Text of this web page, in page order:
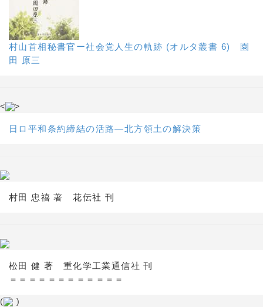
村山首相秘書官ー社会党人生の軌跡 (オルタ叢書 6) 園
田 原三
< >
日ロ平和条約締結の活路―北方領土の解決策
村田 忠禧 著 花伝社 刊
松田 健 著 重化学工業通信社 刊
＝＝＝＝＝＝＝＝＝＝＝＝
( )